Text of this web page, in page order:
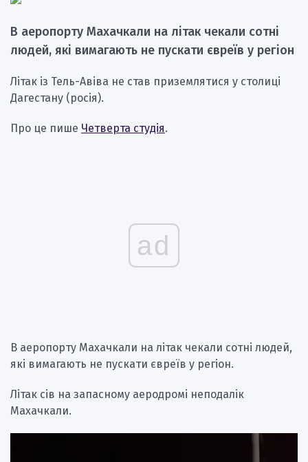
В аеропорту Махачкали на літак чекали сотні
людей, які вимагають не пускати євреїв у регіон
Літак із Тель-Авіва не став приземлятися у столиці
Дагестану (росія).
Про це пише Четверта студія.
ad
В аеропорту Махачкали на літак чекали сотні людей,
які вимагають не пускати євреїв у регіон.
Літак сів на запасному аеродромі неподалік
Махачкали.